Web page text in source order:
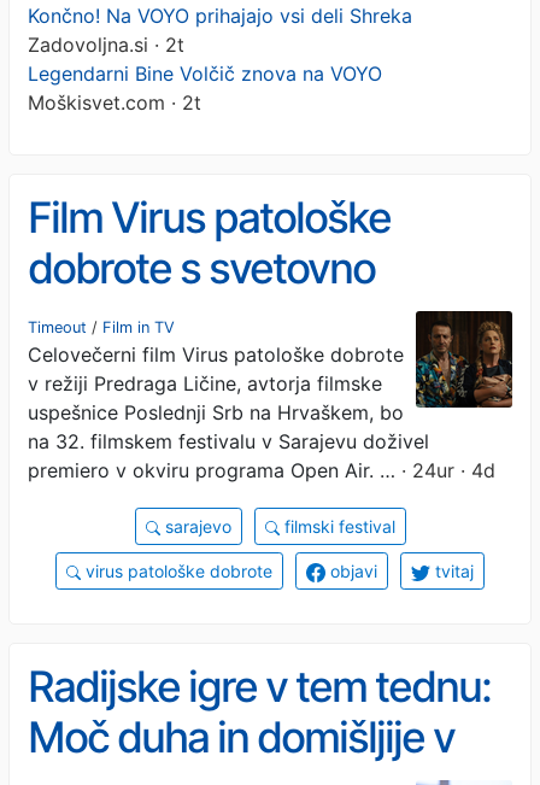
Končno! Na VOYO prihajajo vsi deli Shreka
Zadovoljna.si · 2t
Legendarni Bine Volčič znova na VOYO
Moškisvet.com · 2t
Film Virus patološke
dobrote s svetovno
premiero v Sarajevu
Timeout / Film in TV
Celovečerni film Virus patološke dobrote
v režiji Predraga Ličine, avtorja filmske
uspešnice Poslednji Srb na Hrvaškem, bo
na 32. filmskem festivalu v Sarajevu doživel
premiero v okviru programa Open Air. … · 24ur · 4d
sarajevo filmski festival
virus patološke dobrote objavi tvitaj
Radijske igre v tem tednu:
Moč duha in domišljije v